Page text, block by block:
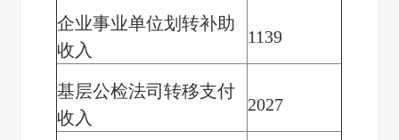
企业事业单位划转补助
收入
1139
基层公检法司转移支付
收入
2027